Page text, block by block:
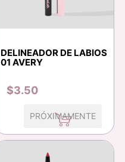
DELINEADOR DE LABIOS
01 AVERY
$3.50
PRÓXIMAMENTE